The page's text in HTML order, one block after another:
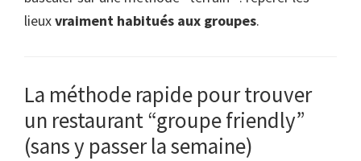
lieuxvraiment habitués aux groupes.
La méthode rapide pour trouver
un restaurant “groupe friendly”
(sans y passer la semaine)